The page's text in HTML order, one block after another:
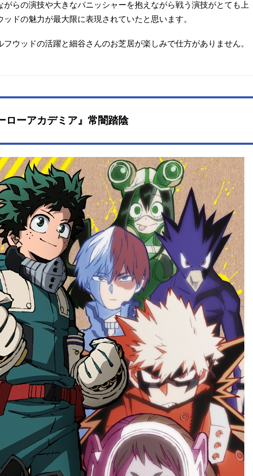
ミリオンズ・ナイヴズを追う旅が始まる。立ちはだか
る無数の刺客たちと、ナイヴズの恐るべき計画とは。
る！作品名TRIGUNSTAMPEDE放送形態TVアニメシリ
がらの演技や大きなパニッシャーを抱えながら戦う演技がとても上
ッドの魅力が最大限に表現されていたと思います。
フウッドの活躍と細谷さんのお芝居が楽しみで仕方がありません。
ローアカデミア』常闇踏陰